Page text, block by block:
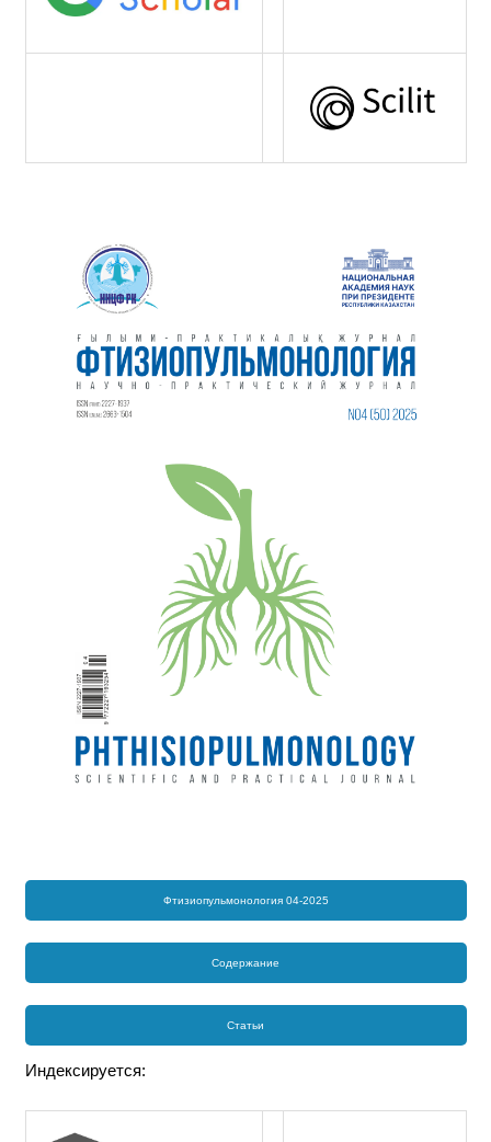
Фтизиопульмонология 04-2025
Содержание
Статьи
Индексируется: